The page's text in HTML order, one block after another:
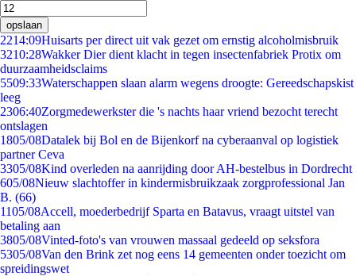
opslaan
2214:09Huisarts per direct uit vak gezet om ernstig alcoholmisbruik
3210:28Wakker Dier dient klacht in tegen insectenfabriek Protix om
duurzaamheidsclaims
5509:33Waterschappen slaan alarm wegens droogte: Gereedschapskist
leeg
2306:40Zorgmedewerkster die 's nachts haar vriend bezocht terecht
ontslagen
1805/08Datalek bij Bol en de Bijenkorf na cyberaanval op logistiek
partner Ceva
3305/08Kind overleden na aanrijding door AH-bestelbus in Dordrecht
605/08Nieuw slachtoffer in kindermisbruikzaak zorgprofessional Jan
B. (66)
1105/08Accell, moederbedrijf Sparta en Batavus, vraagt uitstel van
betaling aan
3805/08Vinted-foto's van vrouwen massaal gedeeld op seksfora
5305/08Van den Brink zet nog eens 14 gemeenten onder toezicht om
spreidingswet